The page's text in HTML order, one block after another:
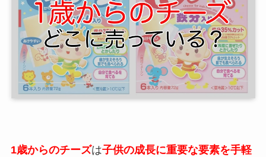
1歳からのチーズは子供の成長に重要な要素を手軽